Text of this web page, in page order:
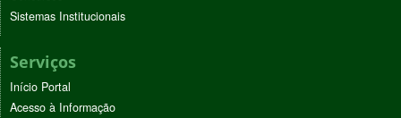
Sistemas Institucionais
Serviços
Início Portal
Acesso à Informação